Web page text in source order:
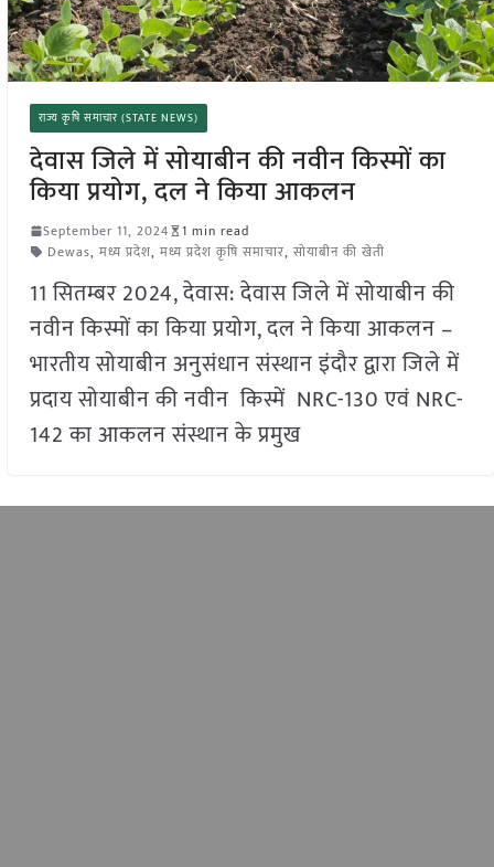
राज्य कृषि समाचार (STATE NEWS)
देवास जिले में सोयाबीन की नवीन किस्मों का
किया प्रयोग, दल ने किया आकलन
September 11, 2024
1 min read
Dewas, मध्य प्रदेश, मध्य प्रदेश कृषि समाचार, सोयाबीन की खेती
11 सितम्बर 2024, देवास: देवास जिले में सोयाबीन की
नवीन किस्मों का किया प्रयोग, दल ने किया आकलन –
भारतीय सोयाबीन अनुसंधान संस्थान इंदौर द्वारा जिले में
प्रदाय सोयाबीन की नवीन किस्में NRC-130 एवं NRC-
142 का आकलन संस्थान के प्रमुख